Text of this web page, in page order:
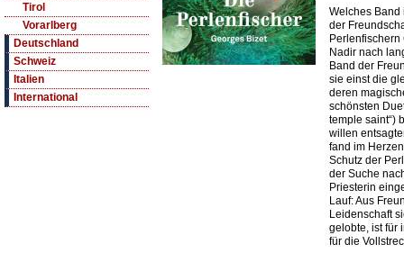
Tirol
Vorarlberg
Deutschland
Schweiz
Italien
International
Welches Band
der
Nadir nach
Band der
sie einst die
deren
schönsten
temple saint“)
willen
fand im
Schutz der
der Suche
Priesterin
Lauf: Aus
Leidenschaft
gelobte, ist für
für die